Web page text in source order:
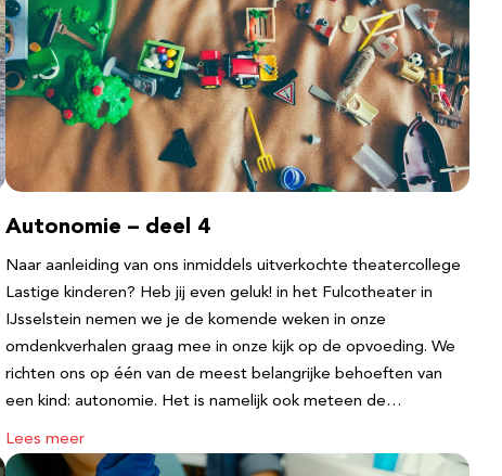
Autonomie – deel 4
Naar aanleiding van ons inmiddels uitverkochte theatercollege
Lastige kinderen? Heb jij even geluk! in het Fulcotheater in
IJsselstein nemen we je de komende weken in onze
omdenkverhalen graag mee in onze kijk op de opvoeding. We
richten ons op één van de meest belangrijke behoeften van
een kind: autonomie. Het is namelijk ook meteen de…
Lees meer